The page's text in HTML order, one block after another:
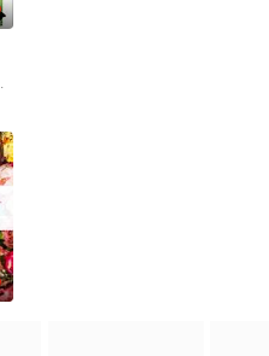
妖异事件，张天盛虽
上穿越西德克萨斯州的旅程，寻求
“废用身”——因瘫痪等原因已无恢复